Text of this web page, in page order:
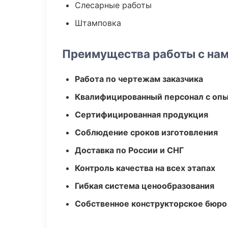
Слесарные работы
Штамповка
Преимущества работы с
Работа по чертежам заказчика
Квалифицированный персонал с
Сертифицированная продукция
Соблюдение сроков изготовления
Доставка по России и СНГ
Контроль качества на всех этапах
Гибкая система ценообразования
Собственное конструкторское бюро